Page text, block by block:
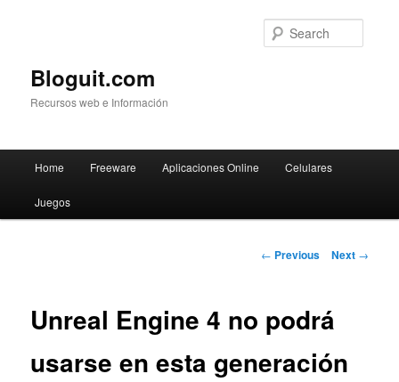
Bloguit.com
Recursos web e Información
Skip
to
Home Freeware Aplicaciones Online Celulares
Juegos
Post
← Previous Next →
Unreal Engine 4 no podrá
usarse en esta generación